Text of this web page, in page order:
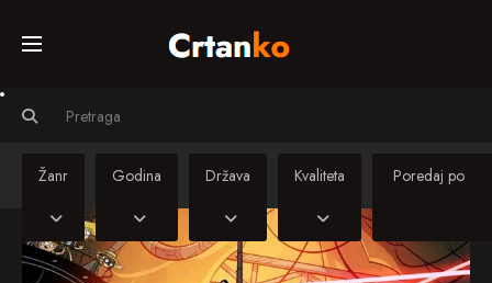
Svi crtiči
Serije
Žanr Godina Država Kvaliteta